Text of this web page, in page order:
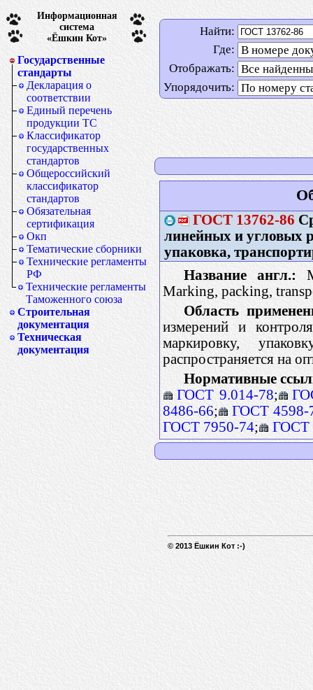
Информационная
система
«Ёшкин Кот»
Государственные
стандарты
Декларация о
соответствии
Единый перечень
продукции ТС
Классификатор
государственных
стандартов
Общероссийский
классификатор
стандартов
Обязательная
сертификация
Окп
Тематические сборники
Технические регламенты
РФ
Технические регламенты
Таможенного союза
Строительная
документация
Техническая
документация
Найти:
Где:
Отображать:
Упорядочить:
ГОСТ 13762-86
линейных и угловых
упаковка,
Название англ.:
Marking, packing,
Область
измерений и
маркировку,
распространяется на
Нормативные
ГОСТ 9.014-78;
8486-66;
ГОСТ 4598-
ГОСТ 7950-74; ГОСТ
© 2013 Ёшкин Кот :-)